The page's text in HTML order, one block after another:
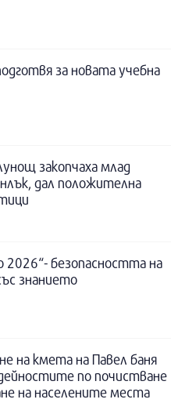
за новата учебна
закопчаха млад
дал положителна
2026“- безопасността на
знанието
на кмета на Павел баня
по почистване
на населените места